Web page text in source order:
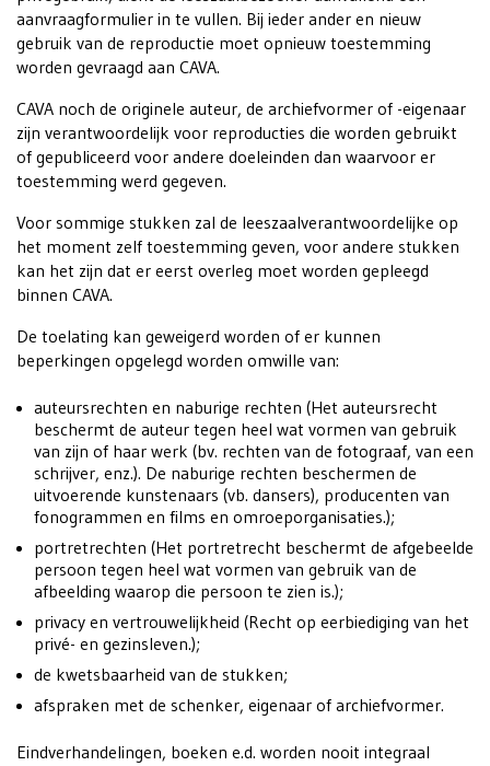
aanvraagformulier in te vullen. Bij ieder ander en nieuw
gebruik van de reproductie moet opnieuw toestemming
worden gevraagd aan CAVA.
CAVA noch de originele auteur, de archiefvormer of -eigenaar
zijn verantwoordelijk voor reproducties die worden gebruikt
of gepubliceerd voor andere doeleinden dan waarvoor er
toestemming werd gegeven.
Voor sommige stukken zal de leeszaalverantwoordelijke op
het moment zelf toestemming geven, voor andere stukken
kan het zijn dat er eerst overleg moet worden gepleegd
binnen CAVA.
De toelating kan geweigerd worden of er kunnen
beperkingen opgelegd worden omwille van:
auteursrechten en naburige rechten (Het auteursrecht
beschermt de auteur tegen heel wat vormen van gebruik
van zijn of haar werk (bv. rechten van de fotograaf, van een
schrijver, enz.). De naburige rechten beschermen de
uitvoerende kunstenaars (vb. dansers), producenten van
fonogrammen en films en omroeporganisaties.);
portretrechten (Het portretrecht beschermt de afgebeelde
persoon tegen heel wat vormen van gebruik van de
afbeelding waarop die persoon te zien is.);
privacy en vertrouwelijkheid (Recht op eerbiediging van het
privé- en gezinsleven.);
de kwetsbaarheid van de stukken;
afspraken met de schenker, eigenaar of archiefvormer.
Eindverhandelingen, boeken e.d. worden nooit integraal